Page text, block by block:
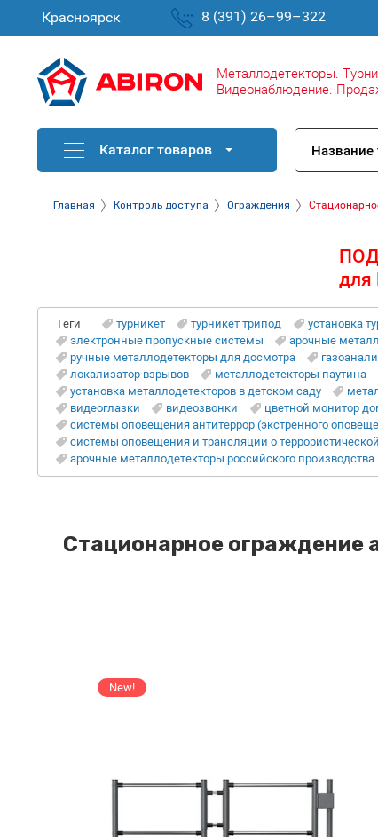
Металлодетекторы.
Видеонаблюдение.
Каталог товаров
Главная Контроль доступа Ограждения
для
Теги турникет турникет трипод установка
электронные пропускные системы
арочные
ручные металлодетекторы для досмотра
локализатор взрывов
металлодетекторы паутина
установка металлодетекторов в детском саду
видеоглазки
видеозвонки цветной монитор
системы оповещения антитеррор (экстренного
системы оповещения и трансляции о
арочные металлодетекторы российского производства
Стационарное ограждение
New!